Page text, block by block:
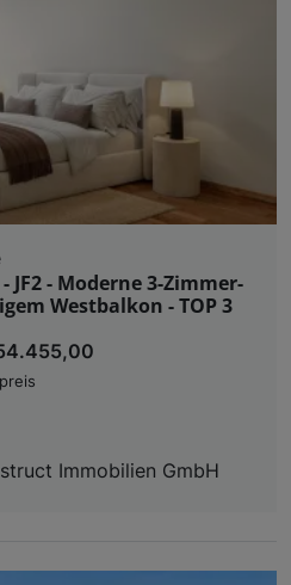
- JF2 - Moderne 3-Zimmer-
Westbalkon - TOP 3
Immobilien GmbH